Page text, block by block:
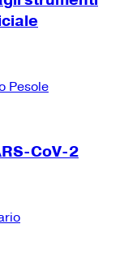
Pesole
CoV-2